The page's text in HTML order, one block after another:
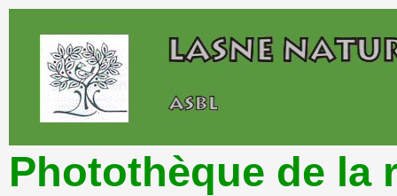
Photothèque de la